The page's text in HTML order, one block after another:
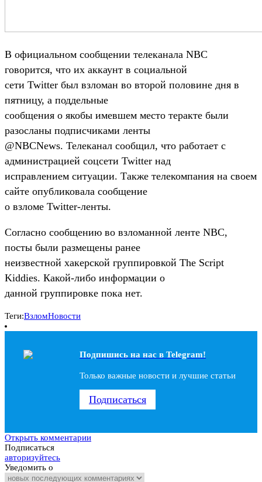
В официальном сообщении телеканала NBC
говорится, что их аккаунт в социальной
сети Twitter был взломан во второй половине дня в
пятницу, а поддельные
сообщения о якобы имевшем место теракте были
разосланы подписчиками ленты
@NBCNews. Телеканал сообщил, что работает с
администрацией соцсети Twitter над
исправлением ситуации. Также телекомпания на своем
сайте опубликовала сообщение
о взломе Twitter-ленты.
Согласно сообщению во взломанной ленте NBC,
посты были размещены ранее
неизвестной хакерской группировкой The Script
Kiddies. Какой-либо информации о
данной группировке пока нет.
Теги:ВзломНовости
Подпишись на наc в Telegram!
Только важные новости и лучшие статьи
Подписаться
Открыть комментарии
Подписаться
авторизуйтесь
Уведомить о